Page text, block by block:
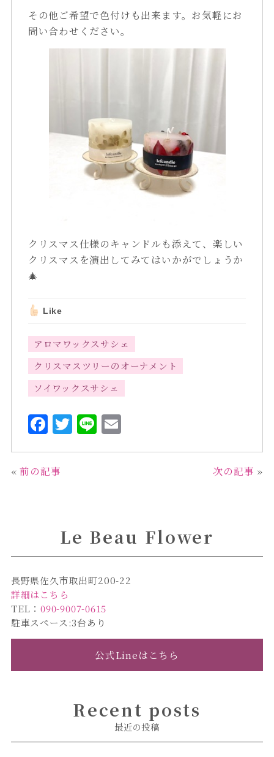
その他ご希望で色付けも出来ます。お気軽にお
問い合わせください。
クリスマス仕様のキャンドルも添えて、楽しい
クリスマスを演出してみてはいかがでしょうか
🎄
Like
アロマワックスサシェ
クリスマスツリーのオーナメント
ソイワックスサシェ
F
a
c
e
k
T
w
L
i
E
«前の記事 次の記事 »
Le Beau Flower
長野県佐久市取出町200-22
詳細はこちら
TEL：090-9007-0615
駐車スペース:3台あり
公式Lineはこちら
Recent posts
最近の投稿